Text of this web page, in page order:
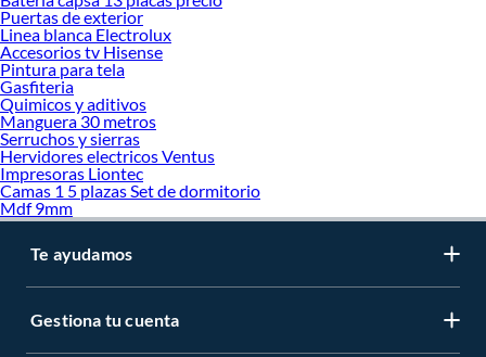
Puertas de exterior
Linea blanca Electrolux
Accesorios tv Hisense
Pintura para tela
Gasfiteria
Quimicos y aditivos
Manguera 30 metros
Serruchos y sierras
Hervidores electricos Ventus
Impresoras Liontec
Camas 1 5 plazas Set de dormitorio
Mdf 9mm
Te ayudamos
Gestiona tu cuenta